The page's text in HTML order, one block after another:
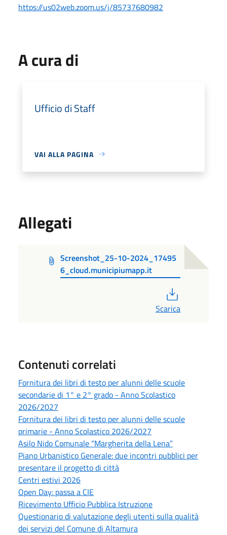
https://us02web.zoom.us/j/85737680982
A cura di
Ufficio di Staff
VAI ALLA PAGINA
Allegati
Screenshot_25-10-2024_17495
6_cloud.municipiumapp.it
Scarica
Contenuti correlati
Fornitura dei libri di testo per alunni delle scuole
secondarie di 1° e 2° grado - Anno Scolastico
2026/2027
Fornitura dei libri di testo per alunni delle scuole
primarie - Anno Scolastico 2026/2027
Asilo Nido Comunale “Margherita della Lena”
Piano Urbanistico Generale: due incontri pubblici per
presentare il progetto di città
Centri estivi 2026
Open Day: passa a CIE
Ricevimento Ufficio Pubblica Istruzione
Questionario di valutazione degli utenti sulla qualità
dei servizi del Comune di Altamura